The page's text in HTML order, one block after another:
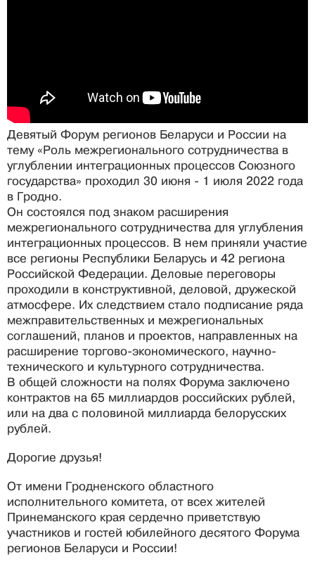
Девятый Форум регионов Беларуси и России на
тему «Роль межрегионального сотрудничества в
углублении интеграционных процессов Союзного
государства» проходил 30 июня - 1 июля 2022 года
в Гродно.
Он состоялся под знаком расширения
межрегионального сотрудничества для углубления
интеграционных процессов. В нем приняли участие
все регионы Республики Беларусь и 42 региона
Российской Федерации. Деловые переговоры
проходили в конструктивной, деловой, дружеской
атмосфере. Их следствием стало подписание ряда
межправительственных и межрегиональных
соглашений, планов и проектов, направленных на
расширение торгово-экономического, научно-
технического и культурного сотрудничества.
В общей сложности на полях Форума заключено
контрактов на 65 миллиардов российских рублей,
или на два с половиной миллиарда белорусских
рублей.
Дорогие друзья!
От имени Гродненского областного
исполнительного комитета, от всех жителей
Принеманского края сердечно приветствую
участников и гостей юбилейного десятого Форума
регионов Беларуси и России!